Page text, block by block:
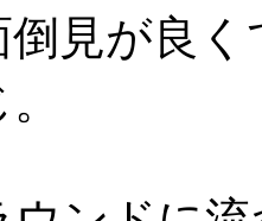
見が良